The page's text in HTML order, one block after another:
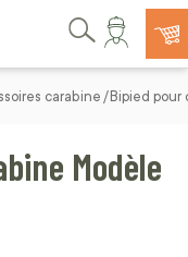
Rechercher
carabine Bipied pour
Modèle